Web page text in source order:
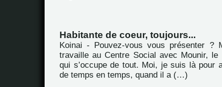
Habitante de coeur, toujours...
Koinai - Pouvez-vous vous présenter ?
travaille au Centre Social avec Mounir, le
qui s’occupe de tout. Moi, je suis là pour
de temps en temps, quand il a (…)